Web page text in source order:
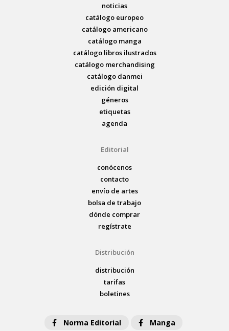
noticias
catálogo europeo
catálogo americano
catálogo manga
catálogo libros ilustrados
catálogo merchandising
catálogo danmei
edición digital
géneros
etiquetas
agenda
Editorial
conócenos
contacto
envío de artes
bolsa de trabajo
dónde comprar
regístrate
Distribución
distribución
tarifas
boletines
Norma Editorial Manga